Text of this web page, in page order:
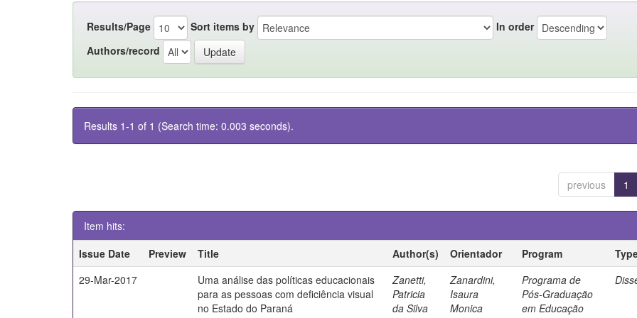
Results/Page Sort items by
In order
Authors/record
Results 1-1 of 1 (Search time: 0.003 seconds).
previous 1
Item hits:
Issue Date
Preview Title Author(s) Orientador Program
29-Mar-2017
Uma análise das políticas educacionais
para as pessoas com deficiência visual
no Estado do Paraná
Zanetti,
Patricia
da Silva
Zanardini,
Isaura
Monica
Programa de
Pós-Graduação
em Educação